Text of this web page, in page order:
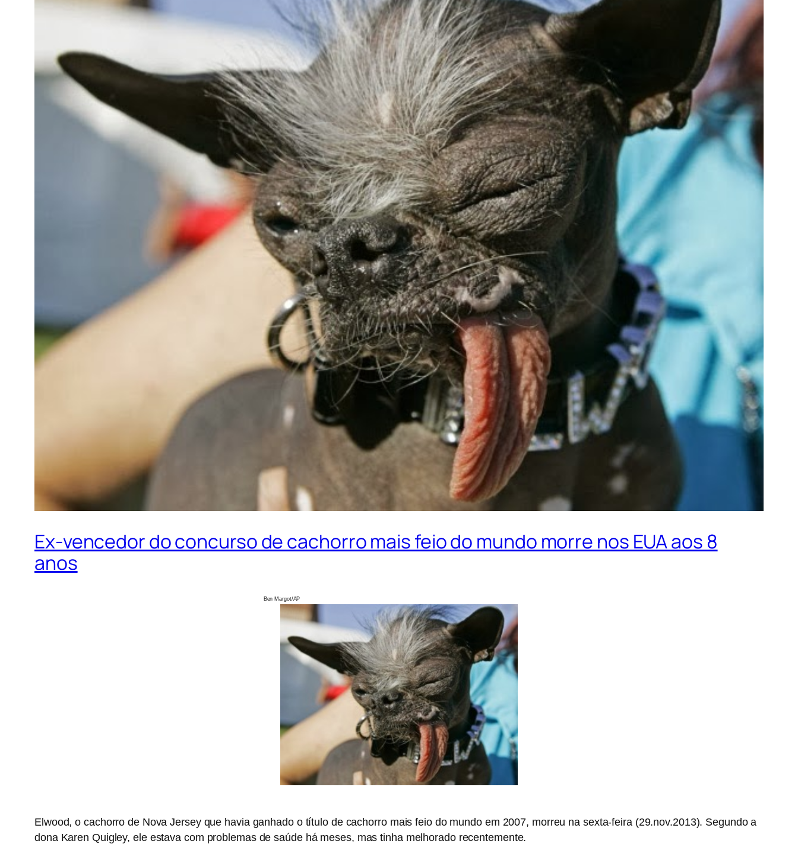
Ex-vencedor do concurso de cachorro mais feio do mundo morre nos EUA aos 8
anos
Ben Margot/AP
Elwood, o cachorro de Nova Jersey que havia ganhado o título de cachorro mais feio do mundo em 2007, morreu na sexta-feira (29.nov.2013). Segundo a
dona Karen Quigley, ele estava com problemas de saúde há meses, mas tinha melhorado recentemente.